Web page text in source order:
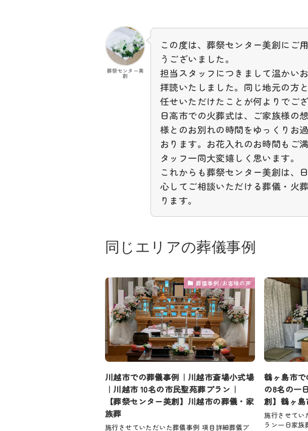
葬祭センター美
創
この度は、葬祭センター美創にご
うございました。
担当スタッフにつきまして温かい
拝読いたしました。同じ地元の方
任せいただけたことが何よりでござ
日高市での火葬式は、ご家族様の
様とのお別れの時間をゆっくりお
おります。お花入れのお時間もご
タッフ一同大変嬉しく思います。
これからも葬祭センター美創は、
心してご相談いただける葬儀・火
ります。
同じエリアの葬儀事例
葬儀事例/お客様の声
川越市での葬儀事例｜川越市斎場小式場
｜川越市 10名の市民聖苑葬プラン｜
【葬祭センター美創】川越市の葬儀・家
族葬
施行させていただいた葬儀事例 項目詳細葬儀プ
鶴ヶ島市
の8名の一
創】鶴ヶ
施行させてい
ラン一日家族